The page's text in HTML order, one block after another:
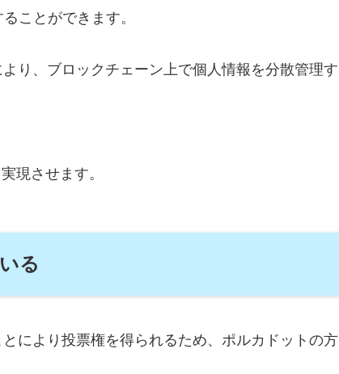
ことができます。
り、ブロックチェーン上で個人情報を分散管理す
現させます。
る
により投票権を得られるため、ポルカドットの方